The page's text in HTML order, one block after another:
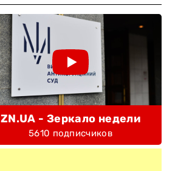
ZN.UA - Зеркало недели
5610 подписчиков